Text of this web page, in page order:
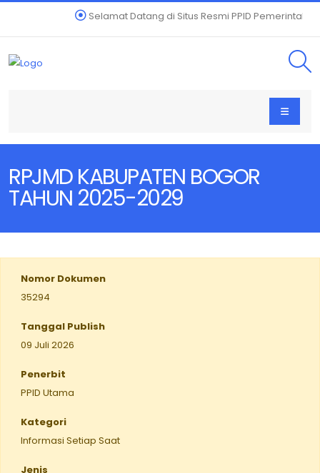
Selamat Datang di Situs Resmi PPID Pemerintah
RPJMD KABUPATEN BOGOR
TAHUN 2025-2029
Nomor Dokumen
35294
Tanggal Publish
09 Juli 2026
Penerbit
PPID Utama
Kategori
Informasi Setiap Saat
Jenis